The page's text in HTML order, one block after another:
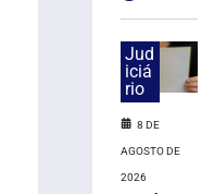
Brusque:
entrega
Títulos
Cidadão
Honorário
Jud
iciá
rio
8 DE
AGOSTO DE
2026